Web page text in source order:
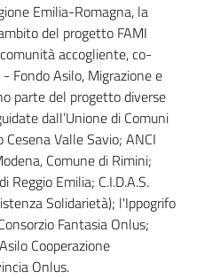
Emilia-Romagna, la
del progetto FAMI
accogliente, co-
Fondo Asilo, Migrazione e
parte del progetto diverse
dall’Unione di Comuni
Valle Savio; ANCI
Comune di Rimini;
Reggio Emilia; C.I.D.A.S.
Solidarietà); l'Ippogrifo
Fantasia Onlus;
Cooperazione
Onlus.